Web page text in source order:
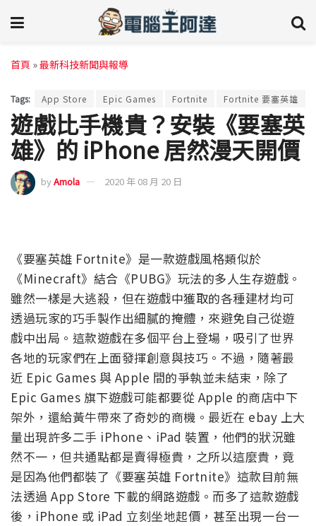
首頁 »最新科技新聞與報導
Tags: App Store Epic Games Fortnite Fortnite 要塞英雄
遊戲比手機貴？安裝《要塞英
雄》的 iPhone 居然漫天開價
byAmola 2020 年 08 月 20 日
《要塞英雄 Fortnite》是一款遊戲風格類似於
《Minecraft》結合《PUBG》玩法的多人生存遊戲。
雖然一樣是大逃殺，但在遊戲中獲取的各種建材均可
透過玩家的巧手製作出細膩的掩體，來避免自己從遊
戲中出局。這款遊戲在多個平台上登場，吸引了世界
各地的玩家們在上面發揮創意與技巧。不過，隨著最
近 Epic Games 與 Apple 間的爭執並未結束，除了
Epic Games 旗下遊戲可能都要從 Apple 的商店中下
架外，還給黃牛帶來了奇妙的商機。最近在 ebay 上大
量出現許多二手 iPhone、iPad 裝置，他們的狀況雖
然不一，但共通點都是賣得極貴，之所以這麼貴，竟
是因為他們都裝了《要塞英雄 Fortnite》這款目前無
法透過 App Store 下載的網路遊戲。而多了這款遊戲
後，iPhone 或 iPad 立刻坐地起價，甚至出現一台一